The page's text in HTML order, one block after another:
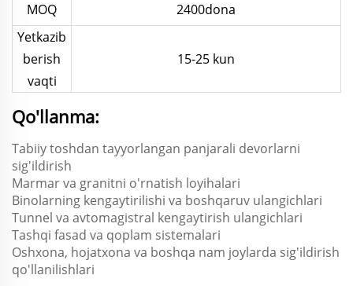
MOQ
2400dona
Yetkazib
berish
vaqti
15-25 kun
Qo'llanma:
Tabiiy toshdan tayyorlangan panjarali devorlarni
sig'ildirish
Marmar va granitni o'rnatish loyihalari
Binolarning kengaytirilishi va boshqaruv ulangichlari
Tunnel va avtomagistral kengaytirish ulangichlari
Tashqi fasad va qoplam sistemalari
Oshxona, hojatxona va boshqa nam joylarda sig'ildirish
qo'llanilishlari